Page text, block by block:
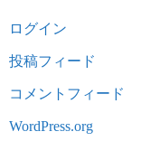
ログイン
投稿フィード
コメントフィード
WordPress.org